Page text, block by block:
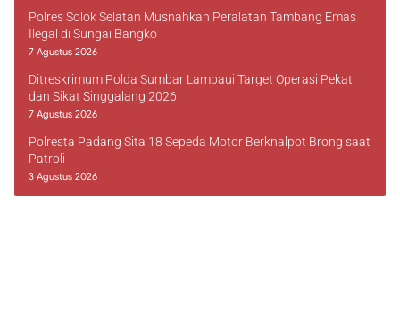
Polres Solok Selatan Musnahkan Peralatan Tambang Emas
Ilegal di Sungai Bangko
7 Agustus 2026
Ditreskrimum Polda Sumbar Lampaui Target Operasi Pekat
dan Sikat Singgalang 2026
7 Agustus 2026
Polresta Padang Sita 18 Sepeda Motor Berknalpot Brong saat
Patroli
3 Agustus 2026